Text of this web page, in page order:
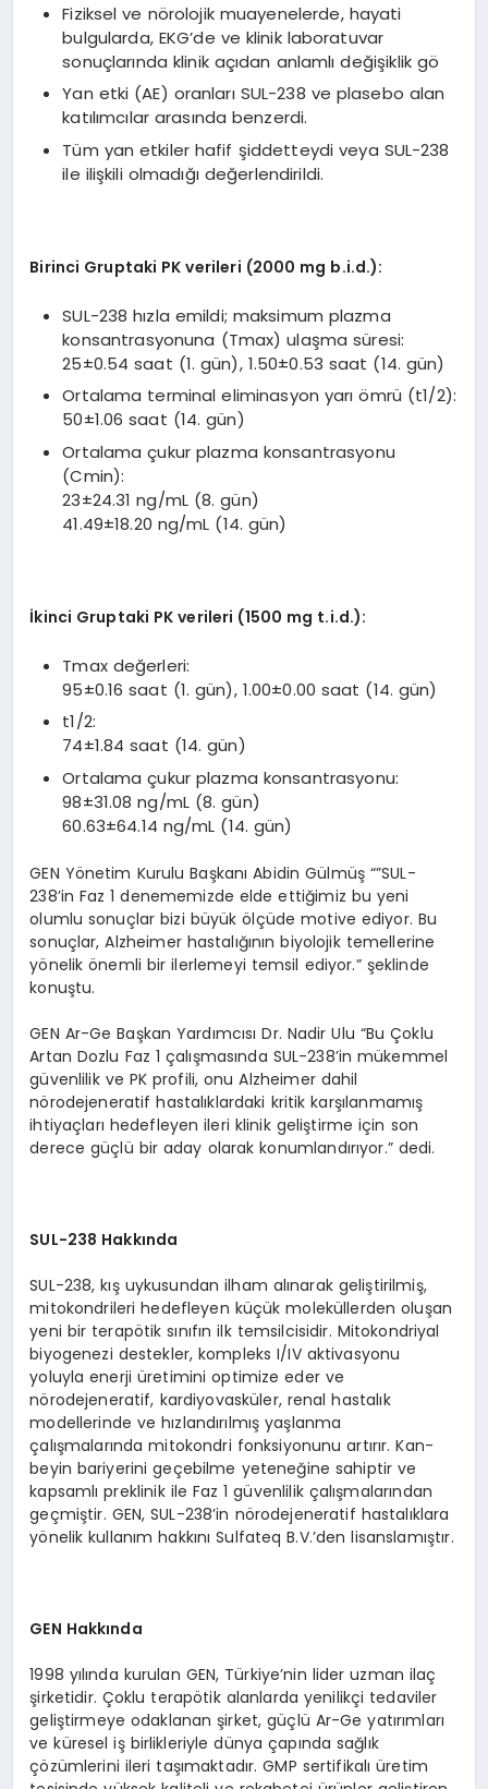
Fiziksel ve nörolojik muayenelerde, hayati
bulgularda, EKG’de ve klinik laboratuvar
sonuçlarında klinik açıdan anlamlı değişiklik gö
Yan etki (AE) oranları SUL-238 ve plasebo alan
katılımcılar arasında benzerdi.
Tüm yan etkiler hafif şiddetteydi veya SUL-238
ile ilişkili olmadığı değerlendirildi.
Birinci Gruptaki PK verileri (2000 mg b.i.d.):
SUL-238 hızla emildi; maksimum plazma
konsantrasyonuna (Tmax) ulaşma süresi:
25±0.54 saat (1. gün), 1.50±0.53 saat (14. gün)
Ortalama terminal eliminasyon yarı ömrü (t1/2):
50±1.06 saat (14. gün)
Ortalama çukur plazma konsantrasyonu
(Cmin):
23±24.31 ng/mL (8. gün)
41.49±18.20 ng/mL (14. gün)
İkinci Gruptaki PK verileri (1500 mg t.i.d.):
Tmax değerleri:
95±0.16 saat (1. gün), 1.00±0.00 saat (14. gün)
t1/2:
74±1.84 saat (14. gün)
Ortalama çukur plazma konsantrasyonu:
98±31.08 ng/mL (8. gün)
60.63±64.14 ng/mL (14. gün)
GEN Yönetim Kurulu Başkanı Abidin Gülmüş “”SUL-
238’in Faz 1 denememizde elde ettiğimiz bu yeni
olumlu sonuçlar bizi büyük ölçüde motive ediyor. Bu
sonuçlar, Alzheimer hastalığının biyolojik temellerine
yönelik önemli bir ilerlemeyi temsil ediyor.” şeklinde
konuştu.
GEN Ar-Ge Başkan Yardımcısı Dr. Nadir Ulu “Bu Çoklu
Artan Dozlu Faz 1 çalışmasında SUL-238’in mükemmel
güvenlilik ve PK profili, onu Alzheimer dahil
nörodejeneratif hastalıklardaki kritik karşılanmamış
ihtiyaçları hedefleyen ileri klinik geliştirme için son
derece güçlü bir aday olarak konumlandırıyor.” dedi.
SUL-238 Hakkında
SUL-238, kış uykusundan ilham alınarak geliştirilmiş,
mitokondrileri hedefleyen küçük moleküllerden oluşan
yeni bir terapötik sınıfın ilk temsilcisidir. Mitokondriyal
biyogenezi destekler, kompleks I/IV aktivasyonu
yoluyla enerji üretimini optimize eder ve
nörodejeneratif, kardiyovasküler, renal hastalık
modellerinde ve hızlandırılmış yaşlanma
çalışmalarında mitokondri fonksiyonunu artırır. Kan-
beyin bariyerini geçebilme yeteneğine sahiptir ve
kapsamlı preklinik ile Faz 1 güvenlilik çalışmalarından
geçmiştir. GEN, SUL-238’in nörodejeneratif hastalıklara
yönelik kullanım hakkını Sulfateq B.V.’den lisanslamıştır.
GEN Hakkında
1998 yılında kurulan GEN, Türkiye’nin lider uzman ilaç
şirketidir. Çoklu terapötik alanlarda yenilikçi tedaviler
geliştirmeye odaklanan şirket, güçlü Ar-Ge yatırımları
ve küresel iş birlikleriyle dünya çapında sağlık
çözümlerini ileri taşımaktadır. GMP sertifikalı üretim